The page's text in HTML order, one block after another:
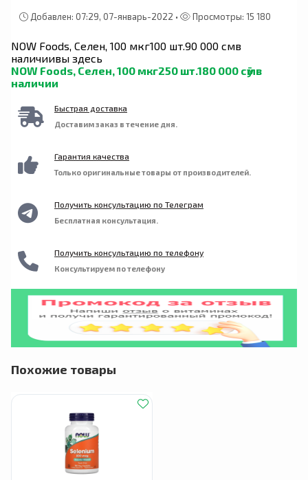
производстве не используются дрожжи,
ракообразные и ингредиенты из древесных
орехов. Производится на предприятии,
имеющем регистрацию надлежащей
производственной практики (GMP), где
выполняется обработка других ингредиентов,
содержащих эти аллергены.
Добавлен: 07:29, 07-январь-2022 • Просмотры: 15 180
NOW Foods, Селен, 100 мкг100 шт.90 000 сӯмв
наличиивы здесь
NOW Foods, Селен, 100 мкг250 шт.180 000 сӯмв
наличии
Быстрая доставка
Доставим заказ в течение дня.
Гарантия качества
Только оригинальные товары от производителей.
Получить консультацию по Телеграм
Бесплатная консультация.
Получить консультацию по телефону
Консультируем по телефону
Похожие товары